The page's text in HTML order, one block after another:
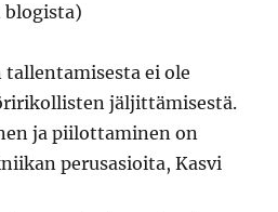
blogista)
ei ole
jäljittämisestä.
ja piilottaminen on
perusasioita, Kasvi